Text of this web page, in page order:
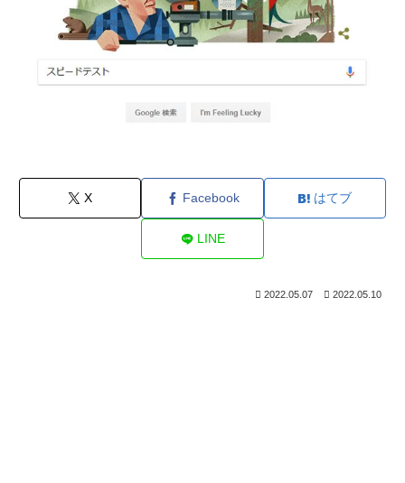
X Facebook はてブ
LINE
2022.05.07 2022.05.10